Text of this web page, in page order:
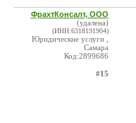
ФрахтКонсалт, ООО
(удалена)
(ИНН:6318191904)
Юридические услуги ,
Самара
Код:2899686
#15